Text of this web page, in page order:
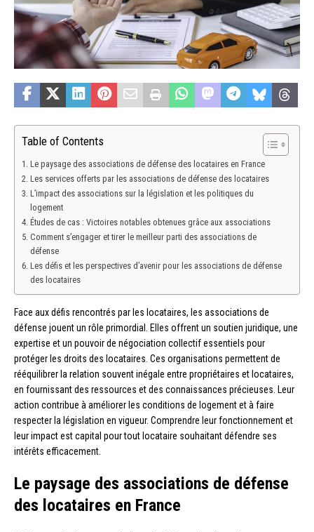
Table of Contents
Le paysage des associations de défense des locataires en France
Les services offerts par les associations de défense des locataires
L’impact des associations sur la législation et les politiques du
logement
Études de cas : Victoires notables obtenues grâce aux associations
Comment s’engager et tirer le meilleur parti des associations de
défense
Les défis et les perspectives d’avenir pour les associations de défense
des locataires
Face aux défis rencontrés par les locataires, les associations de
défense jouent un rôle primordial. Elles offrent un soutien juridique, une
expertise et un pouvoir de négociation collectif essentiels pour
protéger les droits des locataires. Ces organisations permettent de
rééquilibrer la relation souvent inégale entre propriétaires et locataires,
en fournissant des ressources et des connaissances précieuses. Leur
action contribue à améliorer les conditions de logement et à faire
respecter la législation en vigueur. Comprendre leur fonctionnement et
leur impact est capital pour tout locataire souhaitant défendre ses
intérêts efficacement.
Le paysage des associations de défense
des locataires en France